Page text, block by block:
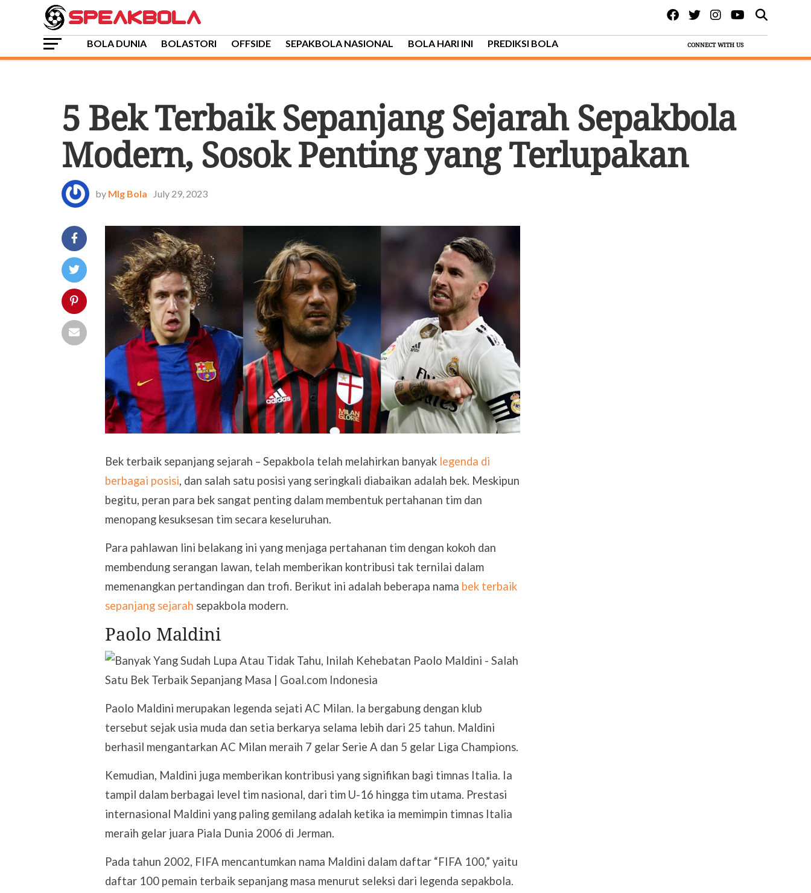
CONNECT WITH US
BOLA DUNIA BOLASTORI OFFSIDE SEPAKBOLA NASIONAL BOLA HARI INI PREDIKSI BOLA
5 Bek Terbaik Sepanjang Sejarah Sepakbola
Modern, Sosok Penting yang Terlupakan
by Mlg Bola July 29, 2023
Bek terbaik sepanjang sejarah – Sepakbola telah melahirkan banyak legenda di
berbagai posisi, dan salah satu posisi yang seringkali diabaikan adalah bek. Meskipun
begitu, peran para bek sangat penting dalam membentuk pertahanan tim dan
menopang kesuksesan tim secara keseluruhan.
Para pahlawan lini belakang ini yang menjaga pertahanan tim dengan kokoh dan
membendung serangan lawan, telah memberikan kontribusi tak ternilai dalam
memenangkan pertandingan dan trofi. Berikut ini adalah beberapa nama bek terbaik
sepanjang sejarah sepakbola modern.
Paolo Maldini
Paolo Maldini merupakan legenda sejati AC Milan. Ia bergabung dengan klub
tersebut sejak usia muda dan setia berkarya selama lebih dari 25 tahun. Maldini
berhasil mengantarkan AC Milan meraih 7 gelar Serie A dan 5 gelar Liga Champions.
Kemudian, Maldini juga memberikan kontribusi yang signifikan bagi timnas Italia. Ia
tampil dalam berbagai level tim nasional, dari tim U-16 hingga tim utama. Prestasi
internasional Maldini yang paling gemilang adalah ketika ia memimpin timnas Italia
meraih gelar juara Piala Dunia 2006 di Jerman.
Pada tahun 2002, FIFA mencantumkan nama Maldini dalam daftar “FIFA 100,” yaitu
daftar 100 pemain terbaik sepanjang masa menurut seleksi dari legenda sepakbola.